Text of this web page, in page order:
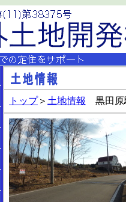
トップ＞ 土地情報 黒田原